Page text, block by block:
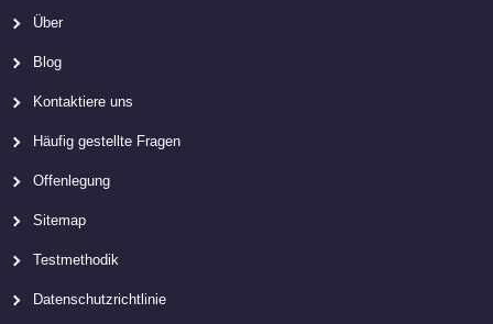
Über
Blog
Kontaktiere uns
Häufig gestellte Fragen
Offenlegung
Sitemap
Testmethodik
Datenschutzrichtlinie